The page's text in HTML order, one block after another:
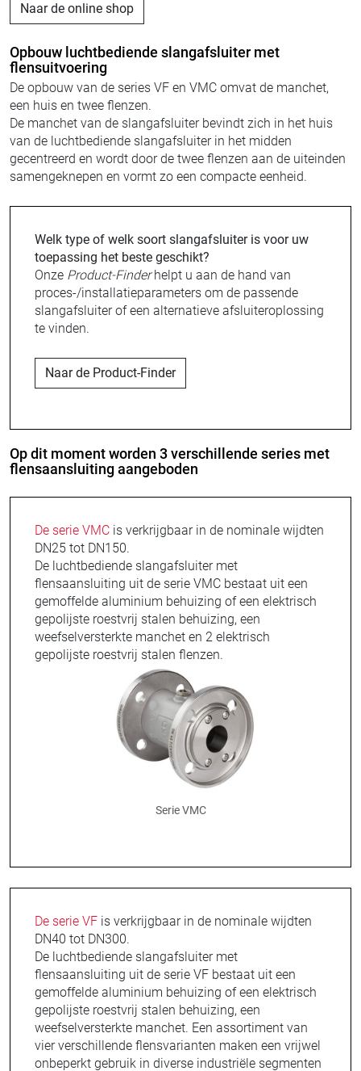
Naar de online shop
Opbouw luchtbediende slangafsluiter met
flensuitvoering
De opbouw van de series VF en VMC omvat de manchet,
een huis en twee flenzen.
De manchet van de slangafsluiter bevindt zich in het huis
van de luchtbediende slangafsluiter in het midden
gecentreerd en wordt door de twee flenzen aan de uiteinden
samengeknepen en vormt zo een compacte eenheid.
Welk type of welk soort slangafsluiter is voor uw
toepassing het beste geschikt?
Onze Product-Finderhelpt u aan de hand van
proces-/installatieparameters om de passende
slangafsluiter of een alternatieve afsluiteroplossing
te vinden.
Naar de Product-Finder
Op dit moment worden 3 verschillende series met
flensaansluiting aangeboden
De serie VMC is verkrijgbaar in de nominale wijdten
DN25 tot DN150.
De luchtbediende slangafsluiter met
flensaansluiting uit de serie VMC bestaat uit een
gemoffelde aluminium behuizing of een elektrisch
gepolijste roestvrij stalen behuizing, een
weefselversterkte manchet en 2 elektrisch
gepolijste roestvrij stalen flenzen.
Serie VMC
De serie VF is verkrijgbaar in de nominale wijdten
DN40 tot DN300.
De luchtbediende slangafsluiter met
flensaansluiting uit de serie VF bestaat uit een
gemoffelde aluminium behuizing of een elektrisch
gepolijste roestvrij stalen behuizing, een
weefselversterkte manchet. Een assortiment van
vier verschillende flensvarianten maken een vrijwel
onbeperkt gebruik in diverse industriële segmenten